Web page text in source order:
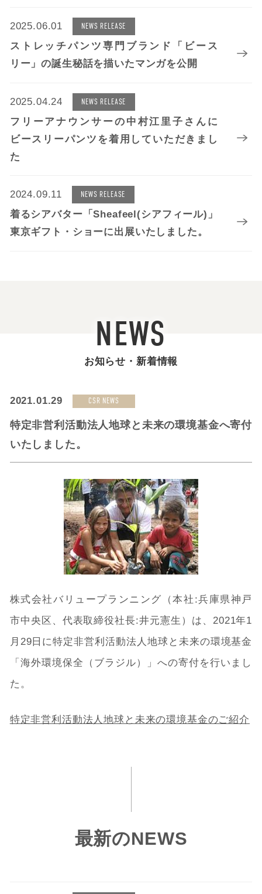
2025.06.01 NEWS RELEASE
ストレッチパンツ専門ブランド「ビース
リー」の誕生秘話を描いたマンガを公開
2025.04.24 NEWS RELEASE
フリーアナウンサーの中村江里子さんに
ビースリーパンツを着用していただきまし
た
2024.09.11 NEWS RELEASE
着るシアバター「Sheafeel(シアフィール)」
東京ギフト・ショーに出展いたしました。
NEWS
お知らせ・新着情報
2021.01.29 CSR NEWS
特定非営利活動法人地球と未来の環境基金へ寄付
いたしました。
株式会社バリュープランニング（本社:兵庫県神戸
市中央区、代表取締役社長:井元憲生）は、2021年1
月29日に特定非営利活動法人地球と未来の環境基金
「海外環境保全（ブラジル）」への寄付を行いまし
た。
特定非営利活動法人地球と未来の環境基金のご紹介
最新のNEWS